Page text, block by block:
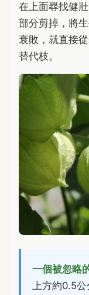
在上面尋找健
部分剪掉，將
衰敗，就直接
替代枝。
一個被忽略
上方約0.5